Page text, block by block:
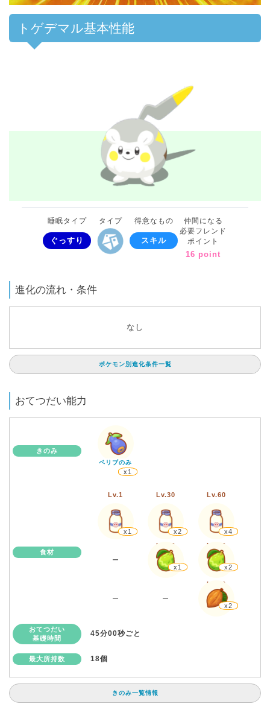
トゲデマル基本性能
睡眠タイプ
ぐっすり
タイプ 得意なもの
スキル
仲間になる
必要フレンド
ポイント
16 point
進化の流れ・条件
なし
ポケモン別進化条件一覧
おてつだい能力
きのみ
ベリブのみ
x1
食材
Lv.1
x1
Lv.30
x2
Lv.60
x4
ー
Lv.30
x1
Lv.60
x2
ー ー
Lv.60
x2
おてつだい
基礎時間
45分00秒ごと
最大所持数 18個
きのみ一覧情報